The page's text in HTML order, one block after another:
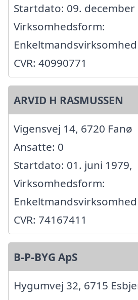
Startdato: 09. december
Virksomhedsform:
Enkeltmandsvirksomhed
CVR: 40990771
ARVID H RASMUSSEN
Vigensvej 14, 6720 Fanø
Ansatte: 0
Startdato: 01. juni 1979,
Virksomhedsform:
Enkeltmandsvirksomhed
CVR: 74167411
B-P-BYG ApS
Hygumvej 32, 6715